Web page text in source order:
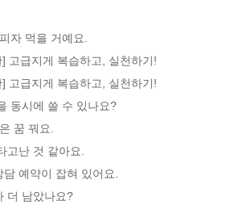
자 먹을 거예요.
고급지게 복습하고, 실천하기!
고급지게 복습하고, 실천하기!
동시에 쓸 수 있나요?
꿈 꿔요.
고난 것 같아요.
예약이 잡혀 있어요.
더 남았나요?